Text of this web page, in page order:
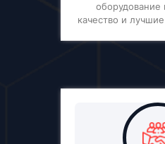
оборудование
качество и